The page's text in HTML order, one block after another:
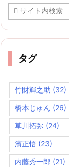
タグ
竹財輝之助 (32)
橋本じゅん (26)
草川拓弥 (24)
濱正悟 (23)
内藤秀一郎 (21)